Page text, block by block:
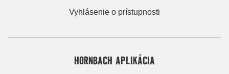
Vyhlásenie o prístupnosti
HORNBACH APLIKÁCIA